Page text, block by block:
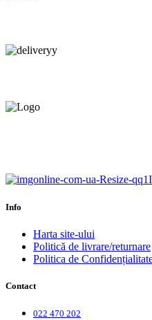
Info
Harta site-ului
Politică de livrare/returnare
Politica de
Contact
022 470 202